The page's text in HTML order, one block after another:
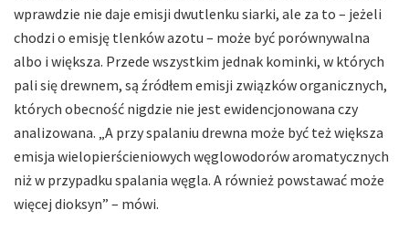
wprawdzie nie daje emisji dwutlenku siarki, ale za to – jeżeli
chodzi o emisję tlenków azotu – może być porównywalna
albo i większa. Przede wszystkim jednak kominki, w których
pali się drewnem, są źródłem emisji związków organicznych,
których obecność nigdzie nie jest ewidencjonowana czy
analizowana. „A przy spalaniu drewna może być też większa
emisja wielopierścieniowych węglowodorów aromatycznych
niż w przypadku spalania węgla. A również powstawać może
więcej dioksyn” – mówi.